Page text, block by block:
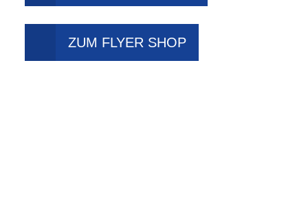
ZUM FLYER SHOP